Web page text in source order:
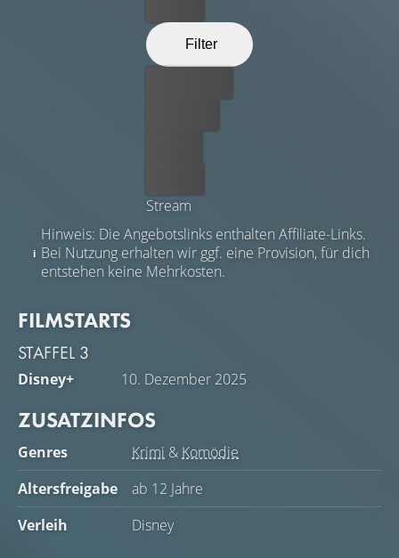
Filter
Stream
Hinweis: Die Angebotslinks enthalten Affiliate-Links.
Bei Nutzung erhalten wir ggf. eine Provision, für dich
entstehen keine Mehrkosten.
FILMSTARTS
STAFFEL 3
Disney+ 10. Dezember 2025
ZUSATZINFOS
Genres Krimi & Komödie
Altersfreigabe
ab 12 Jahre
Verleih
Disney